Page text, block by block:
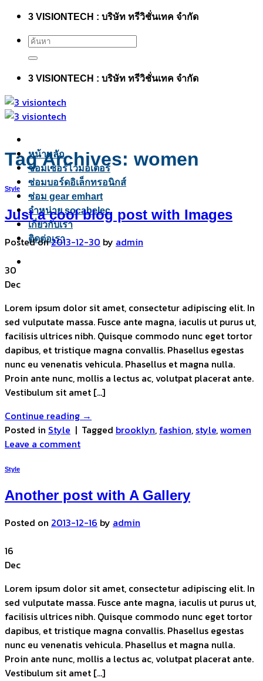
Skip
content
3 VISIONTECH : บริษัท ทรีวิชั่นเทค จำกัด
3 VISIONTECH : บริษัท ทรีวิชั่นเทค จำกัด
หน้าหลัก
ซ่อมเซอร์โวมอเตอร์
ซ่อมบอร์ดอิเล็กทรอนิกส์
ซ่อม gear emhart
จำหน่าย socabelec
เกี่ยวกับเรา
ติดต่อเรา
Tag Archives: women
Style
Just a cool blog post with Images
Posted on2013-12-30 by admin
30
Dec
Lorem ipsum dolor sit amet, consectetur adipiscing elit. In
sed vulputate massa. Fusce ante magna, iaculis ut purus ut,
facilisis ultrices nibh. Quisque commodo nunc eget tortor
dapibus, et tristique magna convallis. Phasellus egestas
nunc eu venenatis vehicula. Phasellus et magna nulla.
Proin ante nunc, mollis a lectus ac, volutpat placerat ante.
Vestibulum sit amet […]
Continue reading →
Posted in Style | Tagged brooklyn, fashion, style,women
Leave a comment
Style
Another post with A Gallery
Posted on 2013-12-16 by admin
16
Dec
Lorem ipsum dolor sit amet, consectetur adipiscing elit. In
sed vulputate massa. Fusce ante magna, iaculis ut purus ut,
facilisis ultrices nibh. Quisque commodo nunc eget tortor
dapibus, et tristique magna convallis. Phasellus egestas
nunc eu venenatis vehicula. Phasellus et magna nulla.
Proin ante nunc, mollis a lectus ac, volutpat placerat ante.
Vestibulum sit amet […]